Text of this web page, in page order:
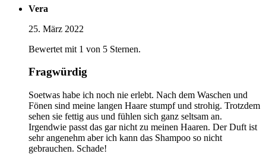
Vera
25. März 2022
Bewertet mit 1 von 5 Sternen.
Fragwürdig
Soetwas habe ich noch nie erlebt. Nach dem Waschen und
Fönen sind meine langen Haare stumpf und strohig. Trotzdem
sehen sie fettig aus und fühlen sich ganz seltsam an.
Irgendwie passt das gar nicht zu meinen Haaren. Der Duft ist
sehr angenehm aber ich kann das Shampoo so nicht
gebrauchen. Schade!